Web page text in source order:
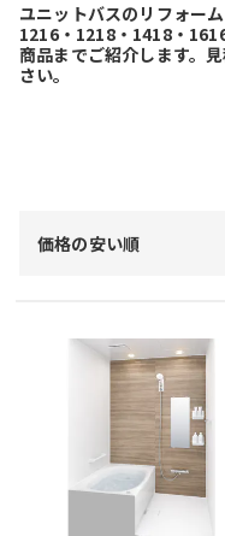
ユニットバスのリフォー
1216・1218・1418・
商品までご紹介します。
さい。
価格の安い順